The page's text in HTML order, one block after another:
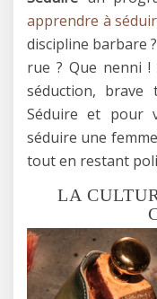
apprendre à
discipline barbare
rue ? Que nenni
séduction,
Séduire et pour
séduire une
tout en restant
LA